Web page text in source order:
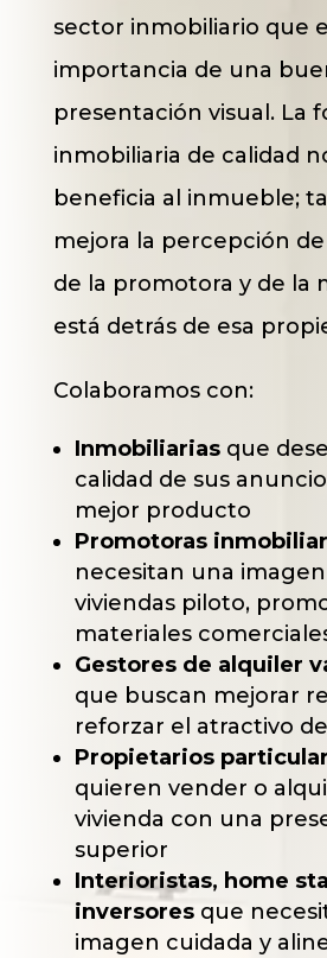
sector inmobiliario que
importancia de una
presentación visual. La
inmobiliaria de calidad
beneficia al inmueble;
mejora la percepción
de la promotora y de la
está detrás de esa
Colaboramos con:
Inmobiliariasque
calidad de sus
mejor producto
Promotoras
necesitan una imagen
viviendas piloto,
materiales
Gestores de alquiler
que buscan mejorar
reforzar el atractivo
Propietarios
quieren vender o
vivienda con una
superior
Interioristas, home
inversoresque
imagen cuidada y